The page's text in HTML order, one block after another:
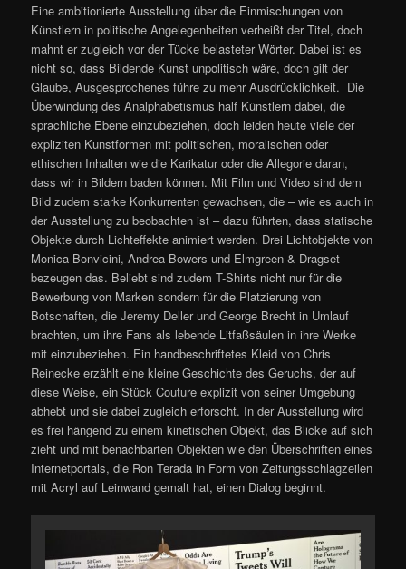
Eine ambitionierte Ausstellung über die Einmischungen von
Künstlern in politische Angelegenheiten verheißt der Titel, doch
mahnt er zugleich vor der Tücke belasteter Wörter. Dabei ist es
nicht so, dass Bildende Kunst unpolitisch wäre, doch gilt der
Glaube, Ausgesprochenes führe zu mehr Ausdrücklichkeit. Die
Überwindung des Analphabetismus half Künstlern dabei, die
sprachliche Ebene einzubeziehen, doch leiden heute viele der
expliziten Kunstformen mit politischen, moralischen oder
ethischen Inhalten wie die Karikatur oder die Allegorie daran,
dass wir in Bildern baden können. Mit Film und Video sind dem
Bild zudem starke Konkurrenten gewachsen, die – wie es auch in
der Ausstellung zu beobachten ist – dazu führten, dass statische
Objekte durch Lichteffekte animiert werden. Drei Lichtobjekte von
Monica Bonvicini, Andrea Bowers und Elmgreen & Dragset
bezeugen das. Beliebt sind zudem T-Shirts nicht nur für die
Bewerbung von Marken sondern für die Platzierung von
Botschaften, die Jeremy Deller und George Brecht in Umlauf
brachten, um ihre Fans als lebende Litfaßsäulen in ihre Werke
mit einzubeziehen. Ein handbeschriftetes Kleid von Chris
Reinecke erzählt eine kleine Geschichte des Geruchs, der auf
diese Weise, ein Stück Couture explizit von seiner Umgebung
abhebt und sie dabei zugleich erforscht. In der Ausstellung wird
es frei hängend zu einem kinetischen Objekt, das Blicke auf sich
zieht und mit benachbarten Objekten wie den Überschriften eines
Internetportals, die Ron Terada in Form von Zeitungsschlagzeilen
mit Acryl auf Leinwand gemalt hat, einen Dialog beginnt.